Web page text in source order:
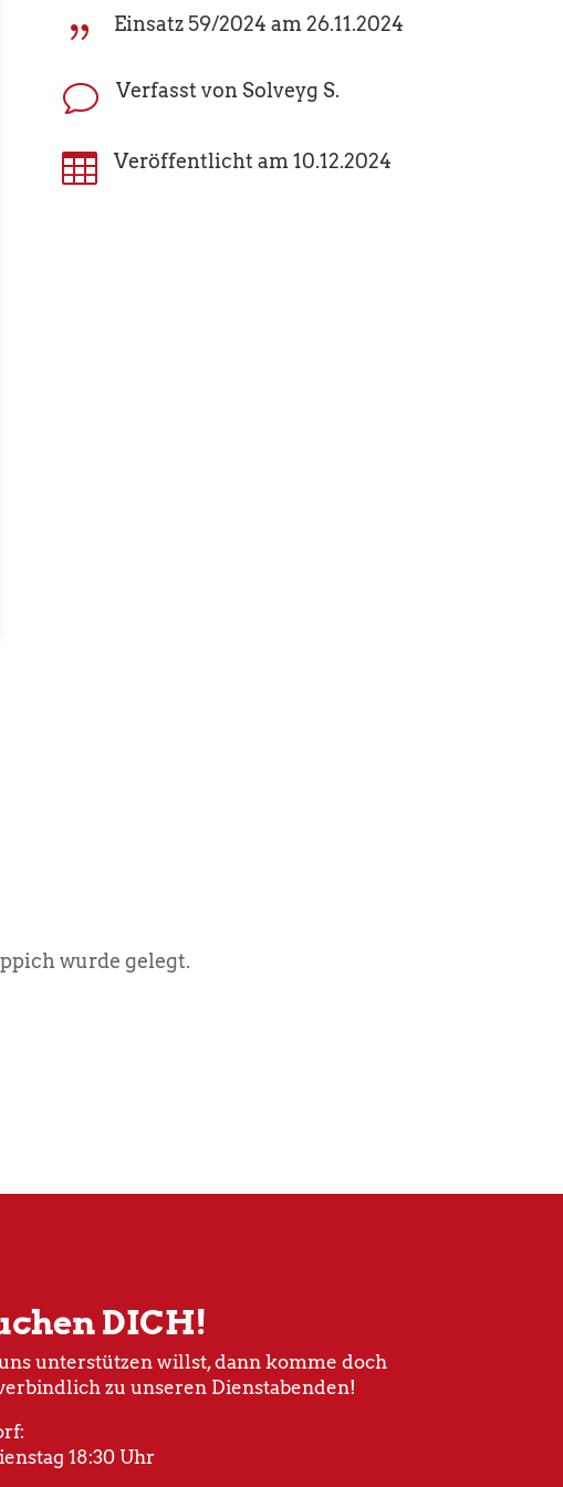
{ Einsatz 59/2024 am 26.11.2024
v Verfasst von Solveyg S.
 Veröffentlicht am 10.12.2024
wurde gelegt.
DICH!
unterstützen willst, dann komme doch
zu unseren Dienstabenden!
18:30 Uhr